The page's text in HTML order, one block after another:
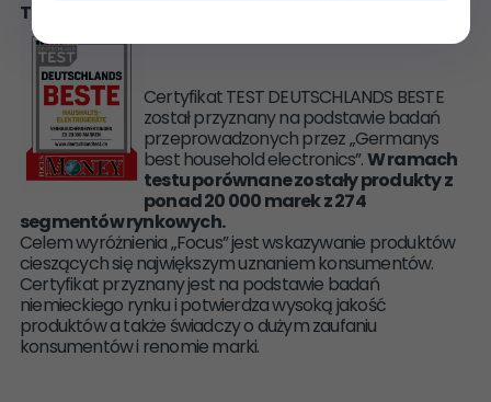
TEST DEUTSCHLANDS BESTE
Certyfikat TEST DEUTSCHLANDS BESTE
został przyznany na podstawie badań
przeprowadzonych przez „Germanys
best household electronics”.W ramach
testu porównane zostały produkty z
ponad 20 000 marek z 274
segmentów rynkowych.
Celem wyróżnienia „Focus” jest wskazywanie produktów
cieszących się największym uznaniem konsumentów.
Certyfikat przyznany jest na podstawie badań
niemieckiego rynku i potwierdza wysoką jakość
produktów a także świadczy o dużym zaufaniu
konsumentów i renomie marki.